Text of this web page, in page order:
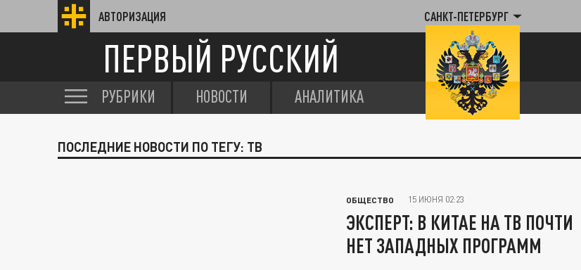
АВТОРИЗАЦИЯ САНКТ-ПЕТЕРБУРГ
ПЕРВЫЙ РУССКИЙ
РУБРИКИ НОВОСТИ АНАЛИТИКА
ПОСЛЕДНИЕ НОВОСТИ ПО ТЕГУ: ТВ
ОБЩЕСТВО 15 ИЮНЯ 02:23
ЭКСПЕРТ: В КИТАЕ НА ТВ ПОЧТИ
НЕТ ЗАПАДНЫХ ПРОГРАММ